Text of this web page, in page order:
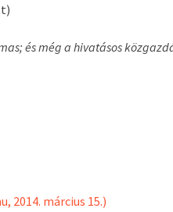
és még a hivatásos
2014. március 15.)